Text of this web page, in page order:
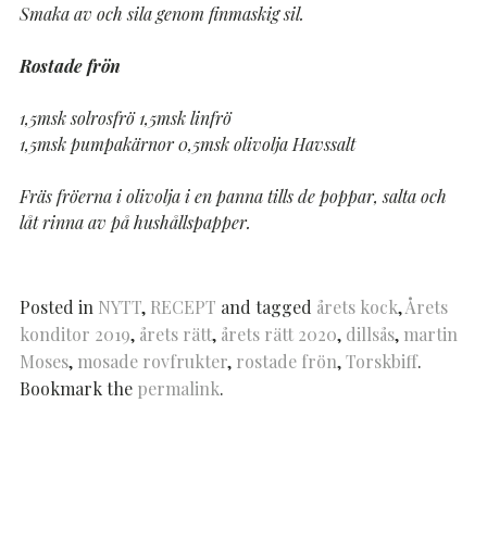
Smaka av och sila genom finmaskig sil.
Rostade frön
1,5msk solrosfrö 1,5msk linfrö
1,5msk pumpakärnor 0,5msk olivolja Havssalt
Fräs fröerna i olivolja i en panna tills de poppar, salta och
låt rinna av på hushållspapper.
Posted in NYTT, RECEPT and tagged årets kock,Årets
konditor 2019, årets rätt, årets rätt 2020, dillsås, martin
Moses, mosade rovfrukter, rostade frön,Torskbiff.
Bookmark the permalink.